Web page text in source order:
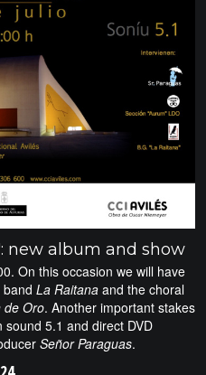
new album and show
On this occasion we will have
La Raitana and the choral
de Oro. Another important stakes
5.1 and direct DVD
Señor Paraguas.